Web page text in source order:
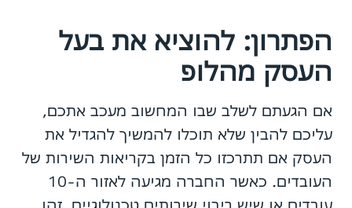
הפתרון: להוציא את בעל
העסק מהלופ
אם הגעתם לשלב שבו המחשוב מעכב אתכם,
עליכם להבין שלא תוכלו להמשיך להגדיל את
העסק אם תתרכזו כל הזמן בקריאות השירות של
העובדים. כאשר החברה מגיעה לאזור ה-10